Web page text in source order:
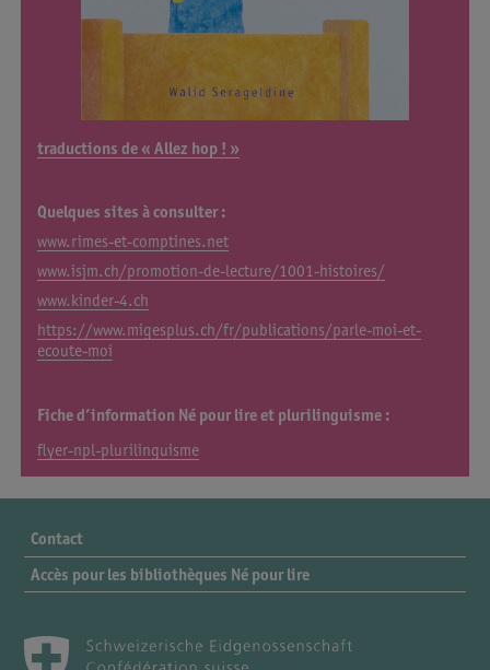
traductions de « Allez hop ! »
Quelques sites à consulter :
www.rimes-et-comptines.net
www.isjm.ch/promotion-de-lecture/1001-histoires/
www.kinder-4.ch
https://www.migesplus.ch/fr/publications/parle-moi-et-
ecoute-moi
Fiche d’information Né pour lire et plurilinguisme :
flyer-npl-plurilinguisme
Contact
Accès pour les bibliothèques Né pour lire